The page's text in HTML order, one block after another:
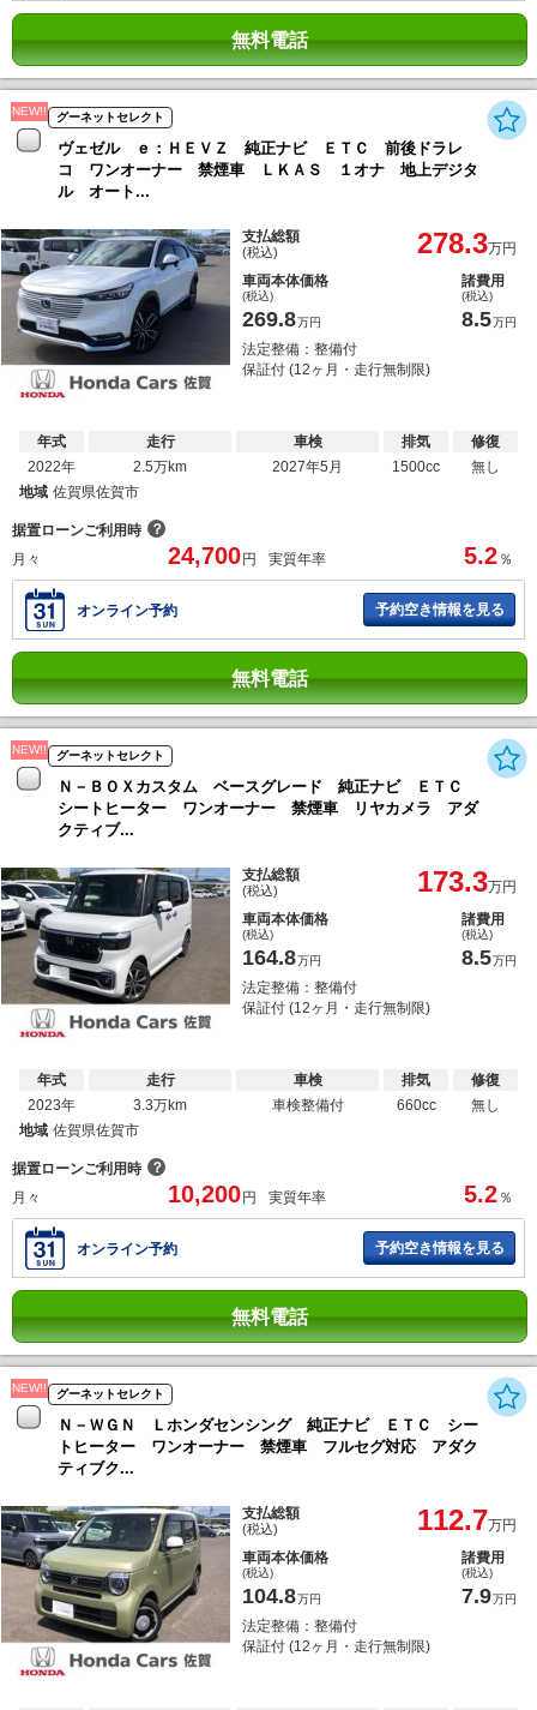
無料電話
NEW!! グーネットセレクト
ヴェゼル ｅ：ＨＥＶＺ 純正ナビ ＥＴＣ 前後ドラレ
コ ワンオーナー 禁煙車 ＬＫＡＳ １オナ 地上デジタ
ル オート...
支払総額
(税込) 278.3万円
車両本体価格
(税込)
269.8万円
諸費用
(税込)
8.5万円
法定整備：整備付
保証付 (12ヶ月・走行無制限)
年式
2022年
走行
2.5万km
車検
2027年5月
排気
1500cc
修復
無し
地域 佐賀県佐賀市
据置ローンご利用時 ？
月々
24,700 円 実質年率 5.2 ％
オンライン予約 予約空き情報を見る
無料電話
NEW!! グーネットセレクト
Ｎ－ＢＯＸカスタム ベースグレード 純正ナビ ＥＴＣ
シートヒーター ワンオーナー 禁煙車 リヤカメラ アダ
クティブ...
支払総額
(税込) 173.3万円
車両本体価格
(税込)
164.8万円
諸費用
(税込)
8.5万円
法定整備：整備付
保証付 (12ヶ月・走行無制限)
年式
2023年
走行
3.3万km
車検
車検整備付
排気
660cc
修復
無し
地域 佐賀県佐賀市
据置ローンご利用時 ？
月々
10,200 円 実質年率 5.2 ％
オンライン予約 予約空き情報を見る
無料電話
NEW!! グーネットセレクト
Ｎ－ＷＧＮ Ｌホンダセンシング 純正ナビ ＥＴＣ シー
トヒーター ワンオーナー 禁煙車 フルセグ対応 アダク
ティブク...
支払総額
(税込) 112.7万円
車両本体価格
(税込)
104.8万円
諸費用
(税込)
7.9万円
法定整備：整備付
保証付 (12ヶ月・走行無制限)